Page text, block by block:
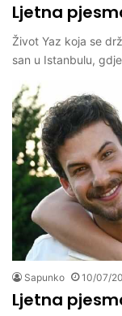
Ljetna
Život Yaz koja se
san u Istanbulu,
Sapunko 10/07/
Ljetna